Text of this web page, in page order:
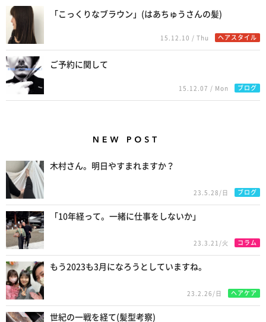
「こっくりなブラウン」(はあちゅうさんの髪)
15.12.10 / Thu ヘアスタイル
ご予約に関して
15.12.07 / Mon ブログ
木村さん。明日やすまれますか？
23.5.28/日 ブログ
「10年経って。一緒に仕事をしないか」
23.3.21/火 コラム
もう2023も3月になろうとしていますね。
23.2.26/日 ヘアケア
世紀の一戦を経て(髪型考察)